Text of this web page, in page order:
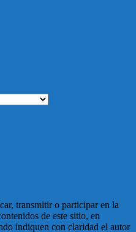
transmitir o participar en la
de este sitio, en
indiquen con claridad el autor